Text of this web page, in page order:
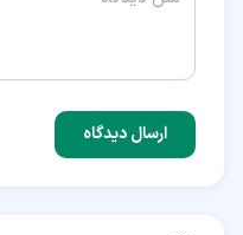
ارسال دیدگاه